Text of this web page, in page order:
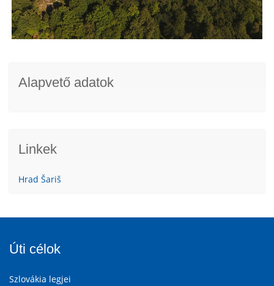
Alapvető adatok
Linkek
Hrad Šariš
Úti célok
Szlovákia legjei